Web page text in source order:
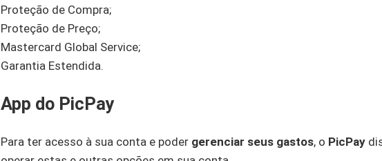
Proteção de Compra;
Proteção de Preço;
Mastercard Global Service;
Garantia Estendida.
App do PicPay
Para ter acesso à sua conta e poder gerenciar seus gastos, o PicPay